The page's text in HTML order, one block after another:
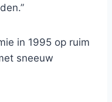
in 1995 op ruim
sneeuw